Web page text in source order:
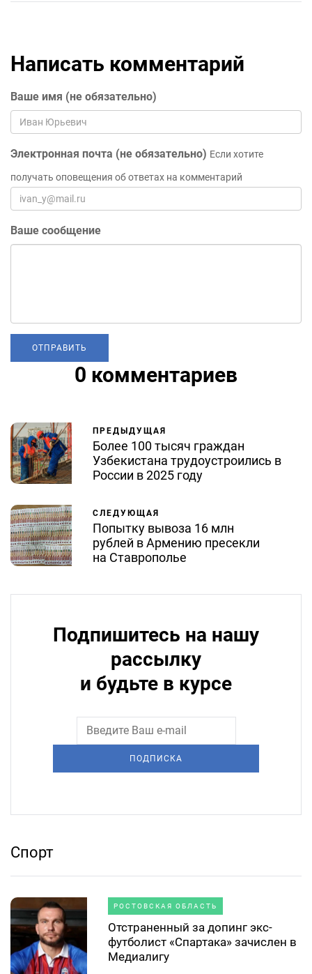
Написать комментарий
Ваше имя (не обязательно)
Электронная почта (не обязательно) Если хотите
получать оповещения об ответах на комментарий
Ваше сообщение
0 комментариев
ПРЕДЫДУЩАЯ
Более 100 тысяч граждан
Узбекистана трудоустроились в
России в 2025 году
СЛЕДУЮЩАЯ
Попытку вывоза 16 млн
рублей в Армению пресекли
на Ставрополье
Подпишитесь на нашу
рассылку
и будьте в курсе
ПОДПИСКА
Спорт
РОСТОВСКАЯ ОБЛАСТЬ
Отстраненный за допинг экс-
футболист «Спартака» зачислен в
Медиалигу